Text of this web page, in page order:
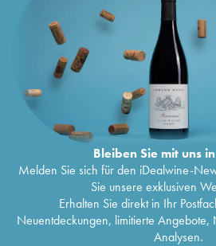
Bleiben Sie mit uns
Melden Sie sich für den iDealwine-
Sie unsere exklusiven
Erhalten Sie direkt in Ihr
Neuentdeckungen, limitierte Angebote,
Analysen.